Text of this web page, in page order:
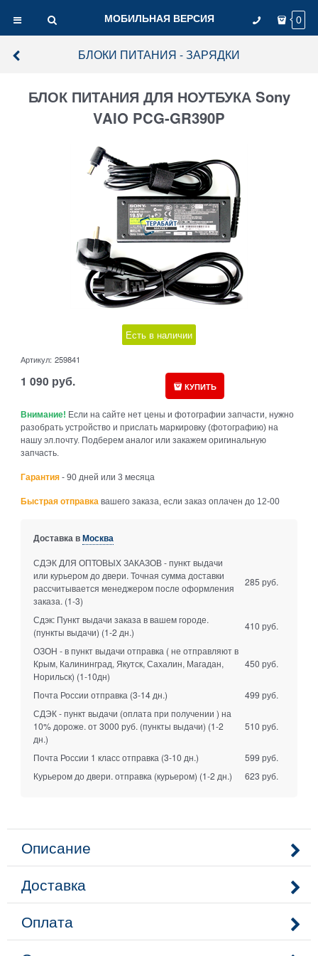
МОБИЛЬНАЯ ВЕРСИЯ 0
БЛОКИ ПИТАНИЯ - ЗАРЯДКИ
БЛОК ПИТАНИЯ ДЛЯ НОУТБУКА Sony
VAIO PCG-GR390P
Есть в наличии
Артикул: 259841
1 090 руб. КУПИТЬ
Внимание! Если на сайте нет цены и фотографии запчасти, нужно
разобрать устройство и прислать маркировку (фотографию) на
нашу эл.почту. Подберем аналог или закажем оригинальную
запчасть.
Гарантия - 90 дней или 3 месяца
Быстрая отправка вашего заказа, если заказ оплачен до 12-00
Доставка вМосква
СДЭК ДЛЯ ОПТОВЫХ ЗАКАЗОВ - пункт выдачи
или курьером до двери. Точная сумма доставки
рассчитывается менеджером после оформления
заказа. (1-3)
285 руб.
Сдэк: Пункт выдачи заказа в вашем городе.
(пункты выдачи) (1-2 дн.)
410 руб.
ОЗОН - в пункт выдачи отправка ( не отправляют в
Крым, Калининград, Якутск, Сахалин, Магадан,
Норильск) (1-10дн)
450 руб.
Почта России отправка (3-14 дн.)
499 руб.
СДЭК - пункт выдачи (оплата при получении ) на
10% дороже. от 3000 руб. (пункты выдачи) (1-2
дн.)
510 руб.
Почта России 1 класс отправка (3-10 дн.)
599 руб.
Курьером до двери. отправка (курьером) (1-2 дн.) 623 руб.
Описание
Доставка
Оплата